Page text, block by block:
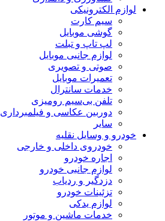
لوازم الکترونیکی
سیم کارت
گوشی موبایل
لپ تاپ و تبلت
لوازم جانبی موبایل
صوتی و تصویری
تعمیرات موبایل
خدمات سانترال
تلفن بی‌سیم رومیزی
دوربین عکاسی و فیلمبرداری
سایر
خودرو و وسایل نقلیه
خودروی داخلی و خارجی
اجاره خودرو
لوازم جانبی خودرو
دزدگیر و ردیاب
تزئینات خودرو
لوازم یدکی
خدمات ماشین و موتور